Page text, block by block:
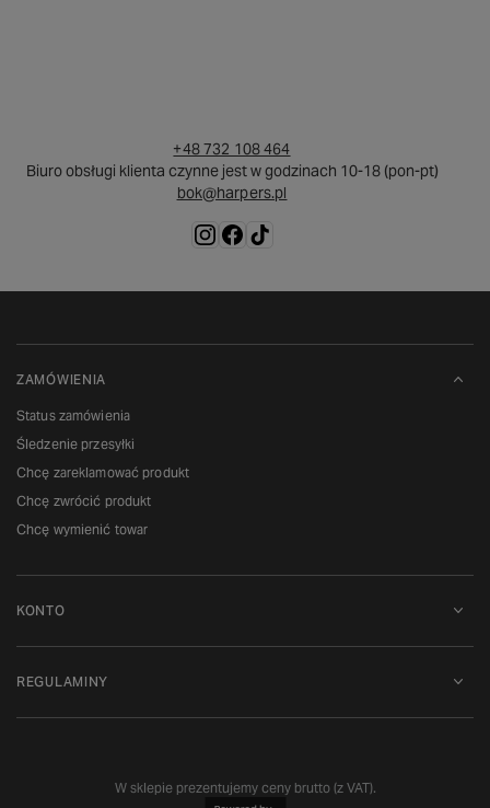
+48 732 108 464
Biuro obsługi klienta czynne jest w godzinach 10-18 (pon-pt)
bok@harpers.pl
ZAMÓWIENIA
Status zamówienia
Śledzenie przesyłki
Chcę zareklamować produkt
Chcę zwrócić produkt
Chcę wymienić towar
KONTO
REGULAMINY
W sklepie prezentujemy ceny brutto (z VAT).